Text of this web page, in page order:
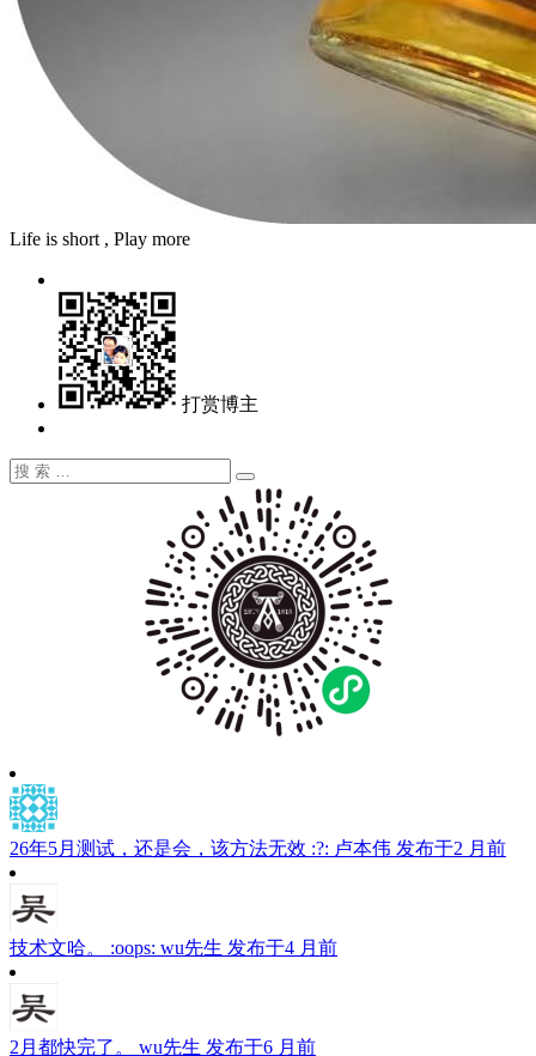
Life is short , Play more
打赏博主
搜
搜
索
26年5月测试，还是会，该方法无效 :?: 卢本伟 发布于2 月前
技术文哈。 :oops: wu先生 发布于4 月前
2月都快完了。 wu先生 发布于6 月前